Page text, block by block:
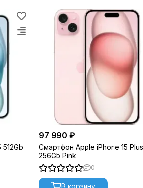
97 990 ₽
Смартфон Apple iPhone 15 Plus
256Gb Pink
0
В корзину